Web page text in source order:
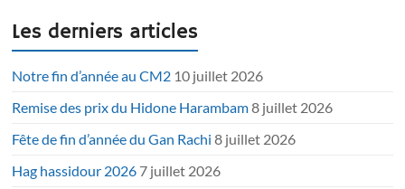
Les derniers articles
Notre fin d’année au CM2 10 juillet 2026
Remise des prix du Hidone Harambam8 juillet 2026
Fête de fin d’année du Gan Rachi 8 juillet 2026
Hag hassidour 2026 7 juillet 2026